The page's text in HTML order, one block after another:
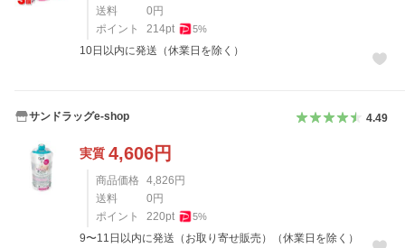
送料
0円
ポイント
214pt 5%
10日以内に発送（休業日を除く）
サンドラッグe-shop 4.49
実質 4,606円
商品価格 4,826円
送料
0円
ポイント
220pt 5%
9〜11日以内に発送（お取り寄せ販売）（休業日を除く）